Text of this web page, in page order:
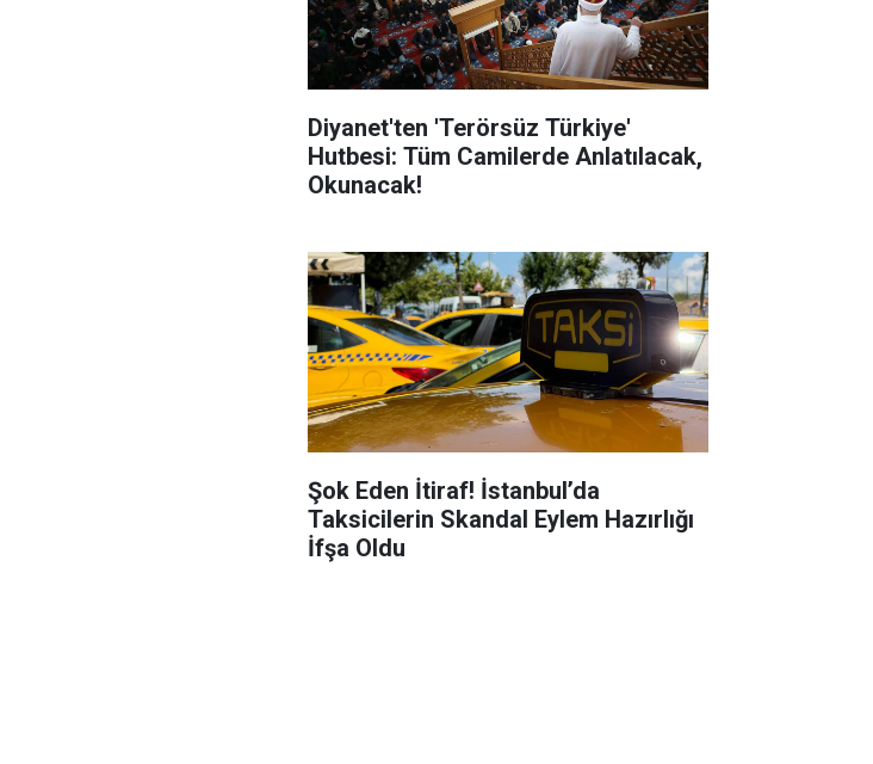
Diyanet'ten 'Terörsüz Türkiye'
Hutbesi: Tüm Camilerde Anlatılacak,
Okunacak!
Şok Eden İtiraf! İstanbul’da
Taksicilerin Skandal Eylem Hazırlığı
İfşa Oldu